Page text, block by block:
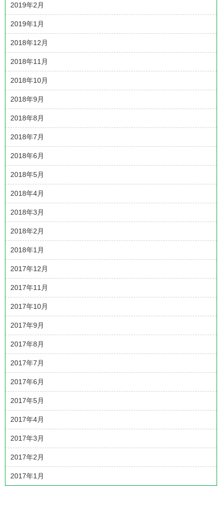
2019年2月
2019年1月
2018年12月
2018年11月
2018年10月
2018年9月
2018年8月
2018年7月
2018年6月
2018年5月
2018年4月
2018年3月
2018年2月
2018年1月
2017年12月
2017年11月
2017年10月
2017年9月
2017年8月
2017年7月
2017年6月
2017年5月
2017年4月
2017年3月
2017年2月
2017年1月